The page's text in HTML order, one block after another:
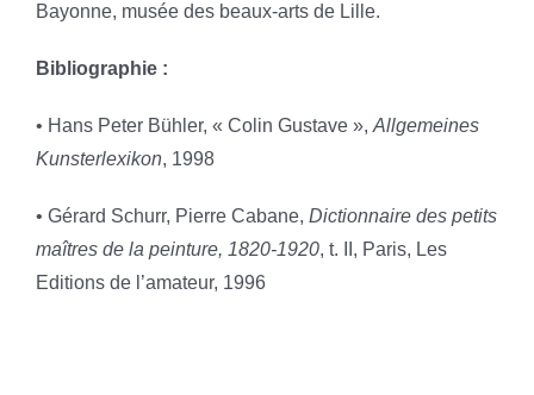
Bayonne, musée des beaux-arts de Lille.
Bibliographie :
• Hans Peter Bühler, « Colin Gustave »,Allgemeines
Kunsterlexikon, 1998
• Gérard Schurr, Pierre Cabane, Dictionnaire des petits
maîtres de la peinture, 1820-1920, t. II, Paris, Les
Editions de l’amateur, 1996